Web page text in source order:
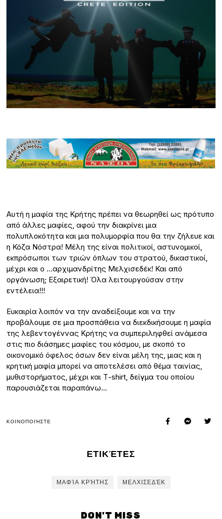
Αυτή η μαφία της Κρήτης πρέπει να θεωρηθεί ως πρότυπο
από άλλες μαφίες, αφού την διακρίνει μια
πολυπλοκότητα και μια πολυμορφία που θα την ζήλευε και
η Κόζα Νόστρα! Μέλη της είναι πολιτικοί, αστυνομικοί,
εκπρόσωποι των τριών όπλων του στρατού, δικαστικοί,
μέχρι και ο …αρχιμανδρίτης Μελχισεδέκ! Και από
οργάνωση; Εξαιρετική! Όλα λειτουργούσαν στην
εντέλεια!!!
Ευκαιρία λοιπόν να την αναδείξουμε και να την
προβάλουμε σε μια προσπάθεια να διεκδικήσουμε η μαφία
της λεβεντογέννας Κρήτης να συμπεριληφθεί ανάμεσα
στις πιο διάσημες μαφίες του κόσμου, με σκοπό το
οικονομικό όφελος όσων δεν είναι μέλη της, μιας και η
κρητική μαφία μπορεί να αποτελέσει από θέμα ταινίας,
μυθιστορήματος, μέχρι και Τ-shirt, δείγμα του οποίου
παρουσιάζεται παραπάνω…
ΚΟΙΝΟΠΟΙΉΣΤΕ
ΕΤΙΚΈΤΕΣ
ΜΑΦΊΑ ΚΡΉΤΗΣ ΜΕΛΧΙΣΕΔΈΚ
DON'T MISS